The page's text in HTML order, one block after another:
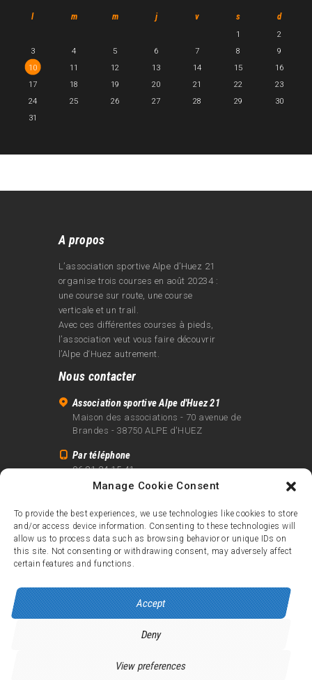
Manage Cookie Consent
To provide the best experiences, we use technologies like cookies to store
and/or access device information. Consenting to these technologies will
allow us to process data such as browsing behavior or unique IDs on
this site. Not consenting or withdrawing consent, may adversely affect
certain features and functions.
Accept
Deny
View preferences
l m m j v s d
1
2
3
4 5 6 7 8
9
10
11 12 13 14 15
16
17
18 19 20 21 22
23
24
25 26 27 28 29
30
31
A propos
L’association sportive Alpe d’Huez 21
organise trois courses en août 20234 :
une course sur route, une course
verticale et un trail.
Avec ces différentes courses à pieds,
l’association veut vous faire découvrir
l’Alpe d‘Huez autrement.
Nous contacter
Association sportive Alpe d'Huez 21
Maison des associations - 70 avenue de
Brandes - 38750 ALPE d'HUEZ
Par téléphone
06 81 24 15 41
info@alpe21.fr
Mentions légales
Contact
crédits